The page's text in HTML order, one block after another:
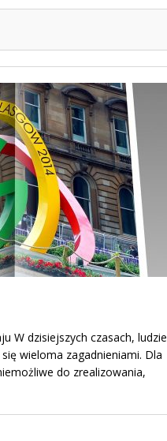
W dzisiejszych czasach, ludzie
wieloma zagadnieniami. Dla
do zrealizowania,